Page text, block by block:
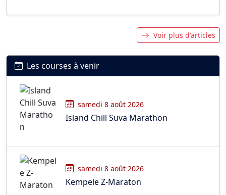
Voir plus d'articles
Les courses à venir
samedi 8 août 2026
Island Chill Suva Marathon
samedi 8 août 2026
Kempele Z-Maraton